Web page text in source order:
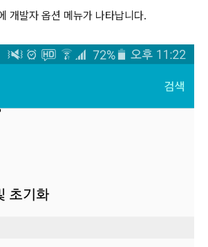
개발자 옵션 메뉴가 나타납니다.